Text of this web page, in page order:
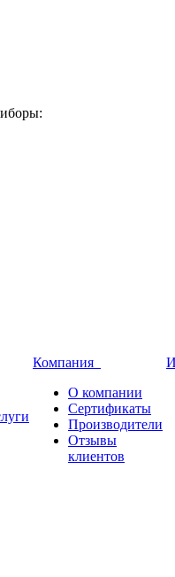
Компания
О компании
Сертификаты
Производители
Отзывы
клиентов